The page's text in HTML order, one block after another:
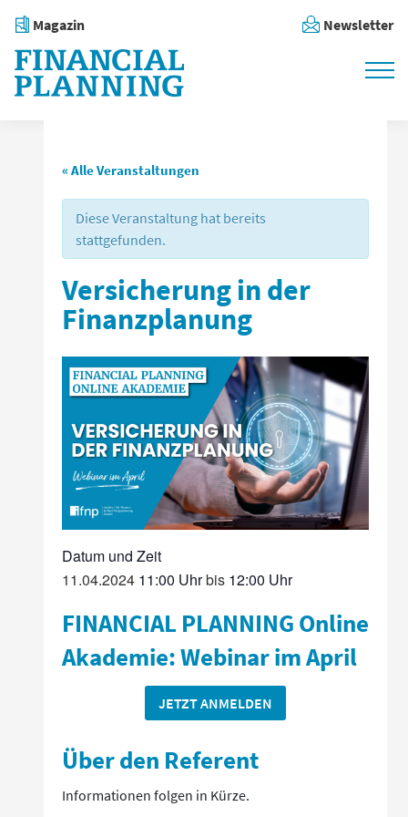
Magazin Newsletter
« Alle Veranstaltungen
Diese Veranstaltung hat bereits
stattgefunden.
Versicherung in der
Finanzplanung
11.04.2024 11:00 bis 12:00
FINANCIAL PLANNING Online
Akademie: Webinar im April
JETZT ANMELDEN
Über den Referent
Informationen folgen in Kürze.